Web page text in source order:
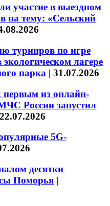
участие в выездном
на тему: «Сельский
турниров по игре
лагере
парка | 31.07.2026
из онлайн-
России запустил
22.07.2026
5G-
десятки
Поморья |